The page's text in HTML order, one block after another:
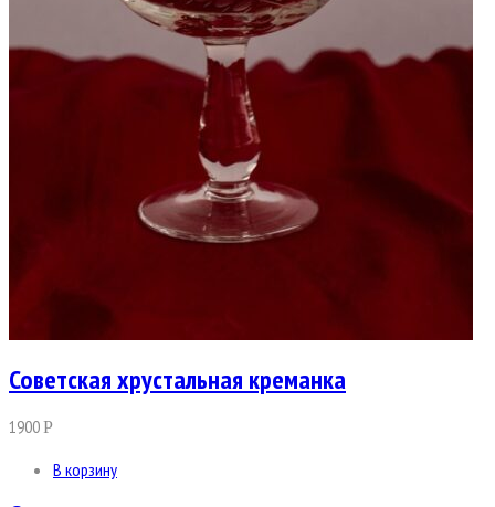
Советская хрустальная креманка
1900Р
В корзину